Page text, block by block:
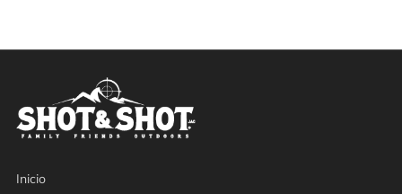
Inicio